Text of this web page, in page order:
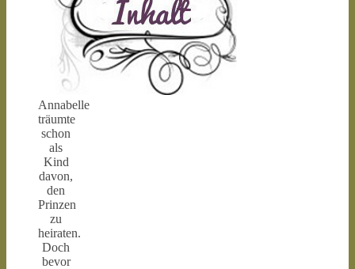
Annabelle
träumte
schon
als
Kind
davon,
den
Prinzen
zu
heiraten.
Doch
bevor